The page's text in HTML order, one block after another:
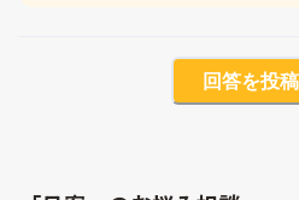
回答を投